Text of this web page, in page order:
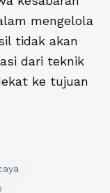
mengelola
tidak akan
dari teknik
ke tujuan